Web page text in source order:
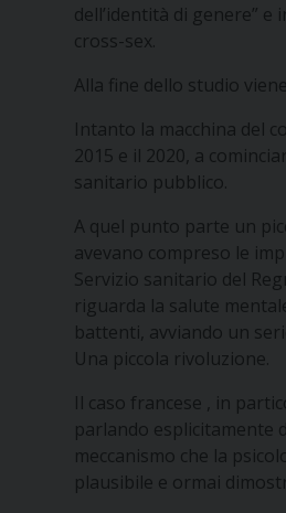
dell’identità di genere”
cross-sex.
Alla fine dello studio
Intanto la macchina del
2015 e il 2020, a
sanitario pubblico.
A quel punto parte un
avevano compreso le
Servizio sanitario del
riguarda la salute
battenti, avviando un
Una piccola rivoluzione.
Il caso francese , in
parlando esplicitamente
meccanismo che la
plausibile e ormai